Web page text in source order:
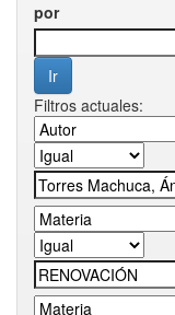
por
Filtros actuales: